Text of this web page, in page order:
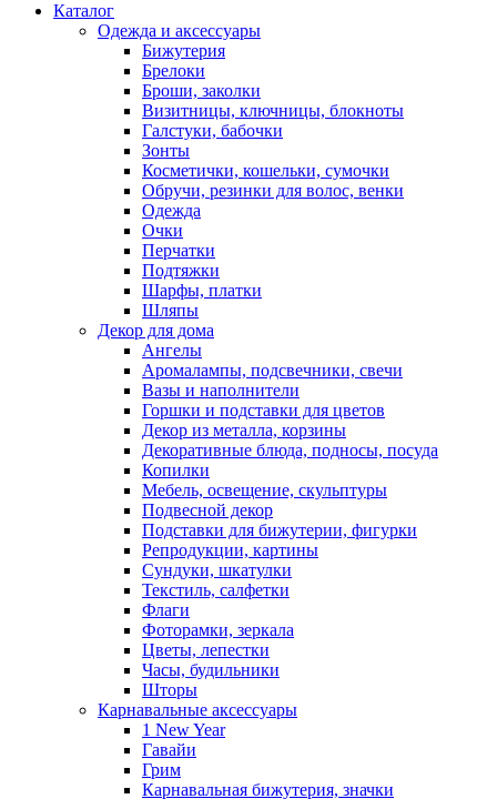
Каталог
Oдежда и аксессуары
Бижутерия
Брелоки
Броши, заколки
Визитницы, ключницы, блокноты
Галстуки, бабочки
Зонты
Косметички, кошельки, сумочки
Обручи, резинки для волос, венки
Одежда
Очки
Перчатки
Подтяжки
Шарфы, платки
Шляпы
Декор для дома
Ангелы
Аромалампы, подсвечники, свечи
Вазы и наполнители
Горшки и подставки для цветов
Декор из металла, корзины
Декоративные блюда, подносы, посуда
Копилки
Мебель, освещение, скульптуры
Подвесной декор
Подставки для бижутерии, фигурки
Репродукции, картины
Сундуки, шкатулки
Текстиль, салфетки
Флаги
Фоторамки, зеркала
Цветы, лепестки
Часы, будильники
Шторы
Карнавальные аксессуары
1 New Year
Гавайи
Грим
Карнавальная бижутерия, значки